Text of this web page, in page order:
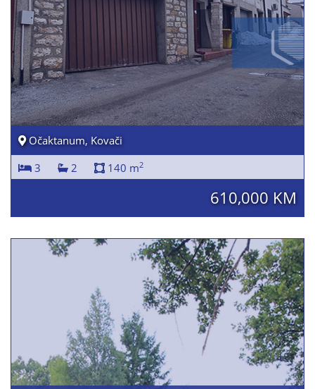
Očaktanum, Kovači
3
2 140 m2
610,000 KM